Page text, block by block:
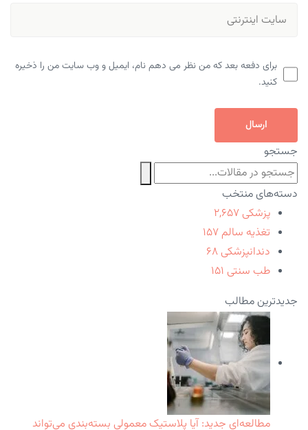
برای دفعه بعد که من نظر می دهم نام، ایمیل و وب سایت من را ذخیره
کنید.
ارسال
جستجو
دسته‌های منتخب
پزشکی ۲,۶۵۷
تغذیه سالم ۱۵۷
دندانپزشکی ۶۸
طب سنتی ۱۵۱
جدیدترین مطالب
مطالعه‌ای جدید: آیا پلاستیک معمولی بسته‌بندی می‌تواند